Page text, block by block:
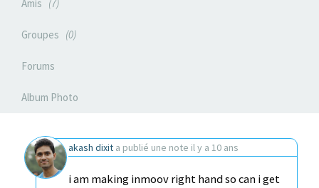
Amis 7
Groupes 0
Forums
Album Photo
akash dixit a publié une note il y a 10 ans
i am making inmoov right hand so can i get